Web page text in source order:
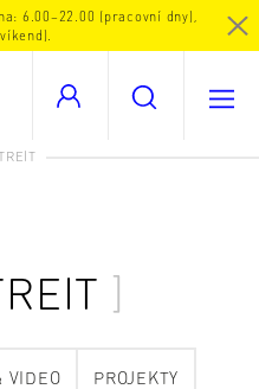
6.00–22.00 (pracovní dny),
VIDEO PROJEKTY